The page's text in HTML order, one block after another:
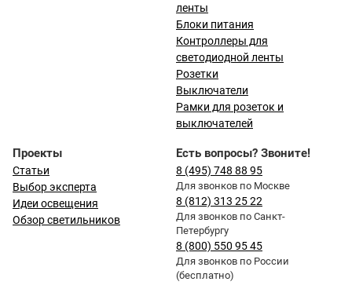
ленты
Блоки питания
Контроллеры для
светодиодной ленты
Розетки
Выключатели
Рамки для розеток и
выключателей
Проекты
Статьи
Выбор эксперта
Идеи освещения
Обзор светильников
Есть вопросы? Звоните!
8 (495) 748 88 95
Для звонков по Москве
8 (812) 313 25 22
Для звонков по Санкт-
Петербургу
8 (800) 550 95 45
Для звонков по России
(бесплатно)